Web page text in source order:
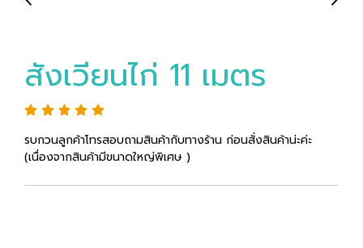
สังเวียนไก่ 11 เมตร
รบกวนลูกค้าโทรสอบถามสินค้ากับทางร้าน ก่อนสั่งสินค้าน่ะค่ะ
(เนื่องจากสินค้ามีขนาดใหญ่พิเศษ )